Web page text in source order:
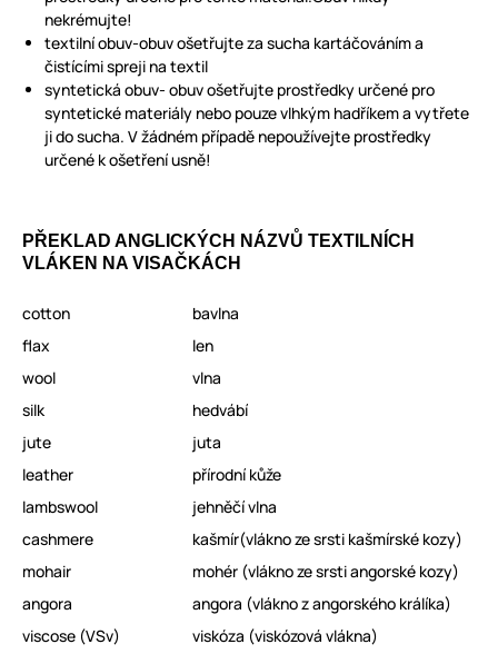
nekrémujte!
textilní obuv-obuv ošetřujte za sucha kartáčováním a
čistícími spreji na textil
syntetická obuv- obuv ošetřujte prostředky určené pro
syntetické materiály nebo pouze vlhkým hadříkem a vytřete
ji do sucha. V žádném případě nepoužívejte prostředky
určené k ošetření usně!
PŘEKLAD ANGLICKÝCH NÁZVŮ TEXTILNÍCH
VLÁKEN NA VISAČKÁCH
cotton
bavlna
flax
len
wool
vlna
silk
hedvábí
jute
juta
leather
přírodní kůže
lambswool
jehněčí vlna
cashmere
kašmír(vlákno ze srsti kašmírské kozy)
mohair
mohér (vlákno ze srsti angorské kozy)
angora
angora (vlákno z angorského králíka)
viscose (VSv)
viskóza (viskózová vlákna)